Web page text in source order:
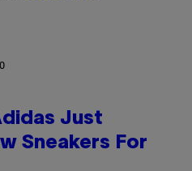
Just
Sneakers For